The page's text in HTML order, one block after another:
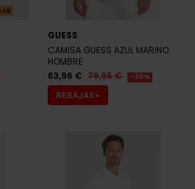
GUESS
CAMISA GUESS AZUL MARINO
HOMBRE
63,96 € 79,95 € -20%
REBAJAS+